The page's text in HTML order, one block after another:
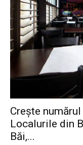
Crește
Localurile din
Băi,...